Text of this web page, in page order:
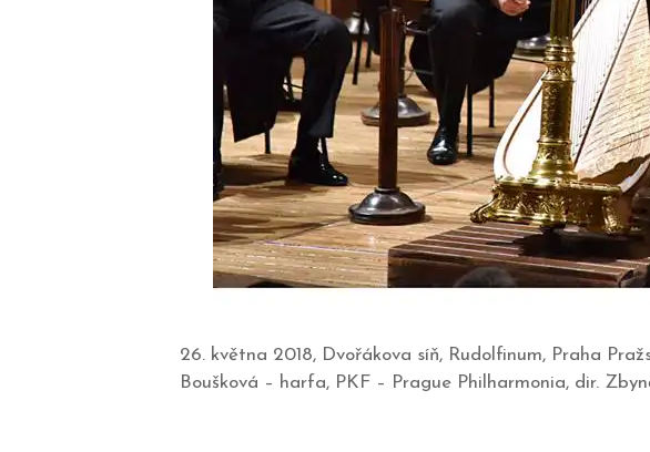
26. května 2018, Dvořákova síň, Rudolfinum, Praha
Boušková – harfa, PKF – Prague Philharmonia, dir.